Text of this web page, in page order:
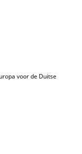
voor de Duitse